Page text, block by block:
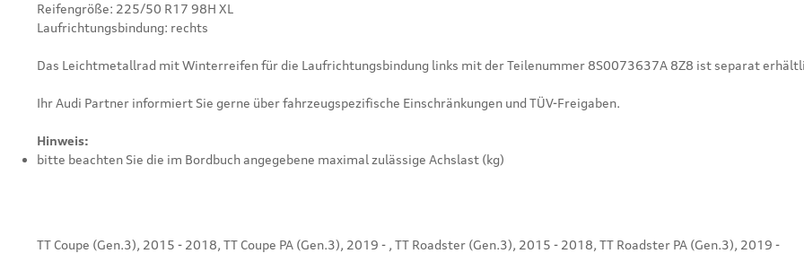
Reifengröße: 225/50 R17 98H XL
Laufrichtungsbindung: rechts
Das Leichtmetallrad mit Winterreifen für die Laufrichtungsbindung links mit der Teilenummer 8S0073637A 8Z8 ist separat
Ihr Audi Partner informiert Sie gerne über fahrzeugspezifische Einschränkungen und TÜV-Freigaben.
Hinweis:
bitte beachten Sie die im Bordbuch angegebene maximal zulässige Achslast (kg)
TT Coupe (Gen.3), 2015 - 2018, TT Coupe PA (Gen.3), 2019 - , TT Roadster (Gen.3), 2015 - 2018, TT Roadster PA (Gen.3), 2019 -